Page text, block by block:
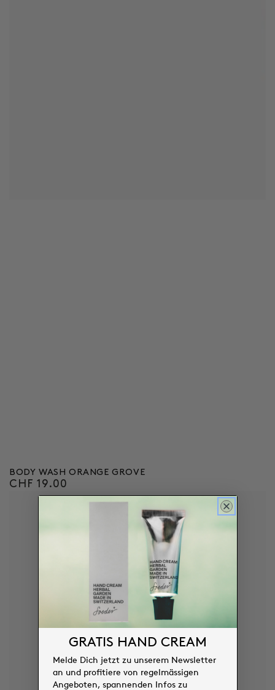
BODY WASH ORANGE GROVE
Regulärer
CHF 19.00
GRATIS HAND CREAM
Melde Dich jetzt zu unserem Newsletter
an und profitiere von regelmässigen
Angeboten, spannenden Infos zu